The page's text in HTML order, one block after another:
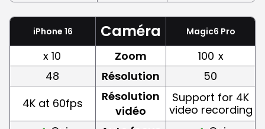
iPhone 16 Caméra Magic6 Pro
x 10 Zoom 100 x
48
Résolution
50
4K at 60fps
Résolution
vidéo
Support for 4K
video recording